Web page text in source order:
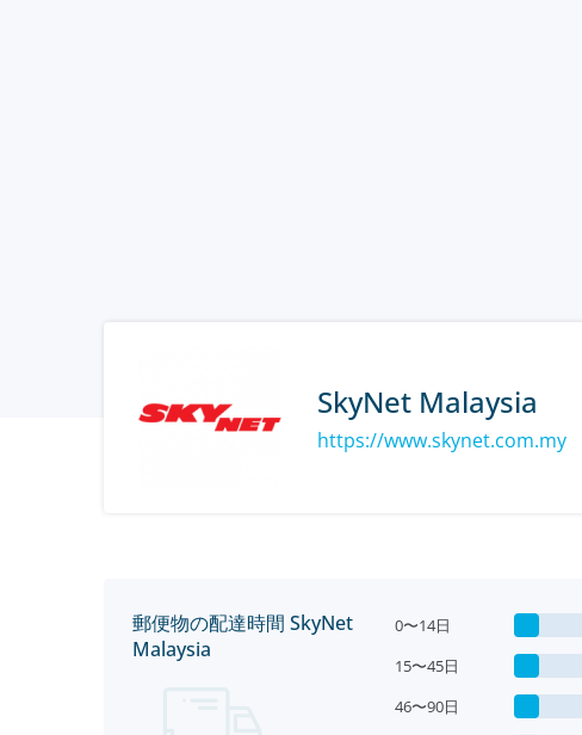
SkyNet Malaysia
https://www.skynet.com.my
郵便物の配達時間 SkyNet
Malaysia
0〜14日
15〜45日
46〜90日